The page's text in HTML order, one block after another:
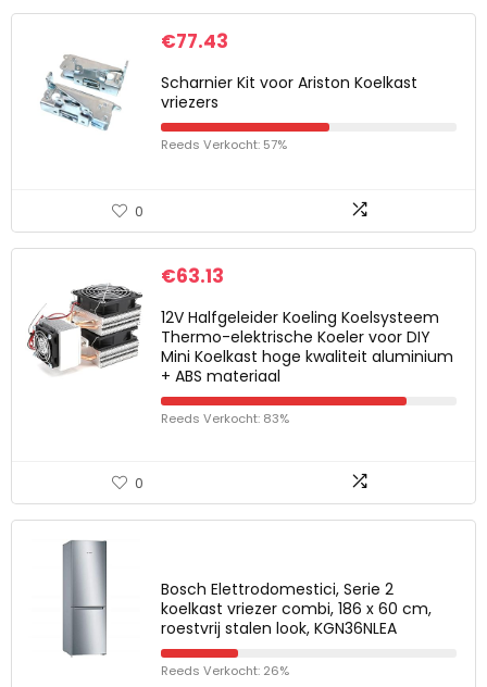
€77.43
Scharnier Kit voor Ariston Koelkast
vriezers
Reeds Verkocht: 57%
0
€63.13
12V Halfgeleider Koeling Koelsysteem
Thermo-elektrische Koeler voor DIY
Mini Koelkast hoge kwaliteit aluminium
+ ABS materiaal
Reeds Verkocht: 83%
0
Bosch Elettrodomestici, Serie 2
koelkast vriezer combi, 186 x 60 cm,
roestvrij stalen look, KGN36NLEA
Reeds Verkocht: 26%